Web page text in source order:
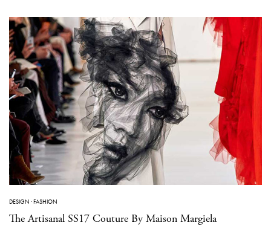
DESIGN ·FASHION
The Artisanal SS17 Couture By Maison Margiela